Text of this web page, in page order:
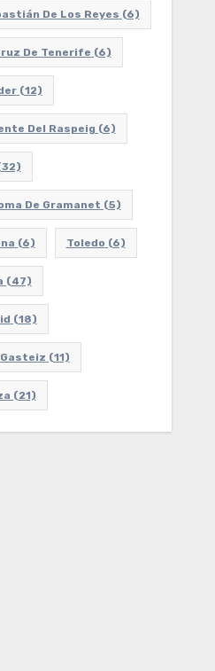
De Los Reyes (6)
De Tenerife (6)
(12)
Del Raspeig (6)
De Gramanet (5)
(6) Toledo (6)
(47)
(18)
(11)
(21)